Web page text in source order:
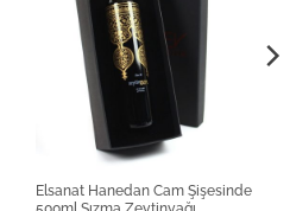
Elsanat Hanedan Cam Şişesinde